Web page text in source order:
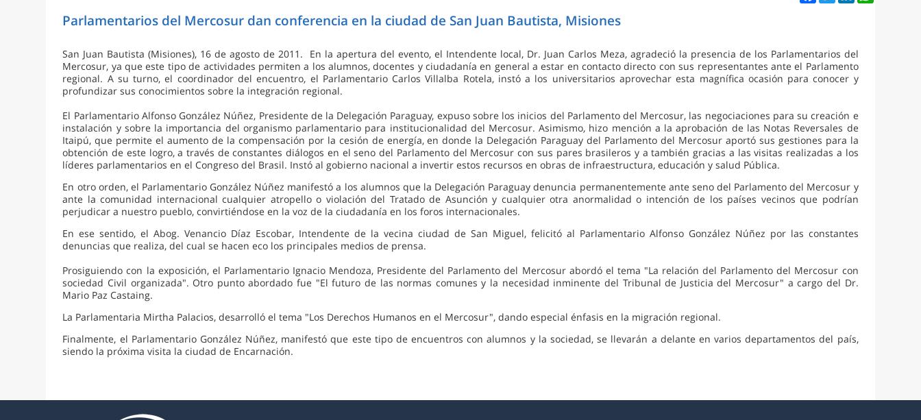
Parlamentarios del Mercosur dan conferencia en la ciudad de San Juan Bautista, Misiones
San Juan Bautista (Misiones), 16 de agosto de 2011. En la apertura del evento, el Intendente local, Dr. Juan Carlos Meza, agradeció la presencia de los Parlamentarios del
Mercosur, ya que este tipo de actividades permiten a los alumnos, docentes y ciudadanía en general a estar en contacto directo con sus representantes ante el Parlamento
regional. A su turno, el coordinador del encuentro, el Parlamentario Carlos Villalba Rotela, instó a los universitarios aprovechar esta magnífica ocasión para conocer y
profundizar sus conocimientos sobre la integración regional.
El Parlamentario Alfonso González Núñez, Presidente de la Delegación Paraguay, expuso sobre los inicios del Parlamento del Mercosur, las negociaciones para su creación e
instalación y sobre la importancia del organismo parlamentario para institucionalidad del Mercosur. Asimismo, hizo mención a la aprobación de las Notas Reversales de
Itaipú, que permite el aumento de la compensación por la cesión de energía, en donde la Delegación Paraguay del Parlamento del Mercosur aportó sus gestiones para la
obtención de este logro, a través de constantes diálogos en el seno del Parlamento del Mercosur con sus pares brasileros y a también gracias a las visitas realizadas a los
líderes parlamentarios en el Congreso del Brasil. Instó al gobierno nacional a invertir estos recursos en obras de infraestructura, educación y salud Pública.
En otro orden, el Parlamentario González Núñez manifestó a los alumnos que la Delegación Paraguay denuncia permanentemente ante seno del Parlamento del Mercosur y
ante la comunidad internacional cualquier atropello o violación del Tratado de Asunción y cualquier otra anormalidad o intención de los países vecinos que podrían
perjudicar a nuestro pueblo, convirtiéndose en la voz de la ciudadanía en los foros internacionales.
En ese sentido, el Abog. Venancio Díaz Escobar, Intendente de la vecina ciudad de San Miguel, felicitó al Parlamentario Alfonso González Núñez por las constantes
denuncias que realiza, del cual se hacen eco los principales medios de prensa.
Prosiguiendo con la exposición, el Parlamentario Ignacio Mendoza, Presidente del Parlamento del Mercosur abordó el tema "La relación del Parlamento del Mercosur con
sociedad Civil organizada". Otro punto abordado fue "El futuro de las normas comunes y la necesidad inminente del Tribunal de Justicia del Mercosur" a cargo del Dr.
Mario Paz Castaing.
La Parlamentaria Mirtha Palacios, desarrolló el tema "Los Derechos Humanos en el Mercosur", dando especial énfasis en la migración regional.
Finalmente, el Parlamentario González Núñez, manifestó que este tipo de encuentros con alumnos y la sociedad, se llevarán a delante en varios departamentos del país,
siendo la próxima visita la ciudad de Encarnación.